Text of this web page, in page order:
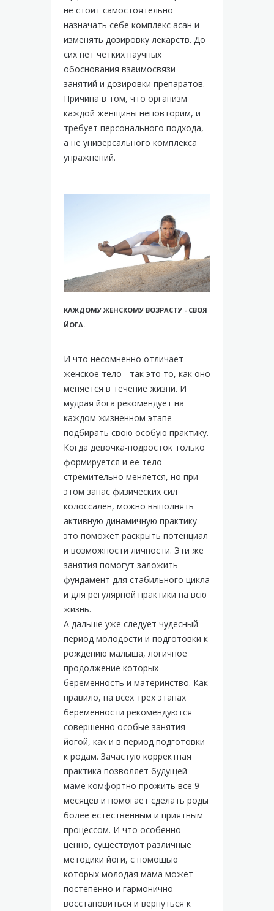
не стоит самостоятельно
назначать себе комплекс асан и
изменять дозировку лекарств. До
сих нет четких научных
обоснования взаимосвязи
занятий и дозировки препаратов.
Причина в том, что организм
каждой женщины неповторим, и
требует персонального подхода,
а не универсального комплекса
упражнений.
КАЖДОМУ ЖЕНСКОМУ ВОЗРАСТУ - СВОЯ
ЙОГА.
И что несомненно отличает
женское тело - так это то, как оно
меняется в течение жизни. И
мудрая йога рекомендует на
каждом жизненном этапе
подбирать свою особую практику.
Когда девочка-подросток только
формируется и ее тело
стремительно меняется, но при
этом запас физических сил
колоссален, можно выполнять
активную динамичную практику -
это поможет раскрыть потенциал
и возможности личности. Эти же
занятия помогут заложить
фундамент для стабильного цикла
и для регулярной практики на всю
жизнь.
А дальше уже следует чудесный
период молодости и подготовки к
рождению малыша, логичное
продолжение которых -
беременность и материнство. Как
правило, на всех трех этапах
беременности рекомендуются
совершенно особые занятия
йогой, как и в период подготовки
к родам. Зачастую корректная
практика позволяет будущей
маме комфортно прожить все 9
месяцев и помогает сделать роды
более естественным и приятным
процессом. И что особенно
ценно, существуют различные
методики йоги, с помощью
которых молодая мама может
постепенно и гармонично
восстановиться и вернуться к